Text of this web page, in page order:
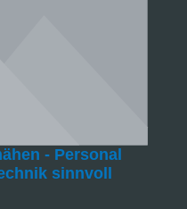
- Personal
sinnvoll